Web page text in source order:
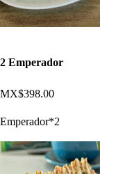
2 Emperador
MX$398.00
Emperador*2